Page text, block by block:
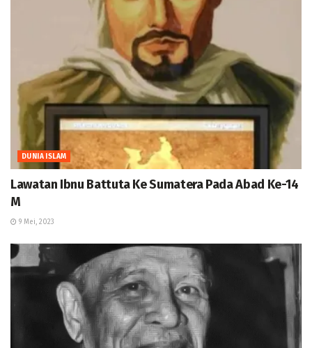
DUNIA ISLAM
Lawatan Ibnu Battuta Ke Sumatera Pada Abad Ke-14
M
9 Mei, 2023